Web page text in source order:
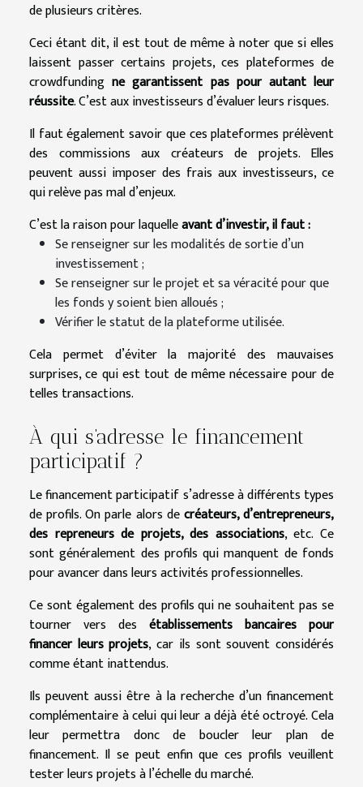
de plusieurs critères.
Ceci étant dit, il est tout de même à noter que si elles
laissent passer certains projets, ces plateformes de
crowdfunding ne garantissent pas pour autant leur
réussite. C’est aux investisseurs d’évaluer leurs risques.
Il faut également savoir que ces plateformes prélèvent
des commissions aux créateurs de projets. Elles
peuvent aussi imposer des frais aux investisseurs, ce
qui relève pas mal d’enjeux.
C’est la raison pour laquelleavant d’investir, il faut :
Se renseigner sur les modalités de sortie d’un
investissement ;
Se renseigner sur le projet et sa véracité pour que
les fonds y soient bien alloués ;
Vérifier le statut de la plateforme utilisée.
Cela permet d’éviter la majorité des mauvaises
surprises, ce qui est tout de même nécessaire pour de
telles transactions.
À qui s’adresse le financement
participatif ?
Le financement participatif s’adresse à différents types
de profils. On parle alors decréateurs, d’entrepreneurs,
des repreneurs de projets, des associations, etc. Ce
sont généralement des profils qui manquent de fonds
pour avancer dans leurs activités professionnelles.
Ce sont également des profils qui ne souhaitent pas se
tourner vers des établissements bancaires pour
financer leurs projets, car ils sont souvent considérés
comme étant inattendus.
Ils peuvent aussi être à la recherche d’un financement
complémentaire à celui qui leur a déjà été octroyé. Cela
leur permettra donc de boucler leur plan de
financement. Il se peut enfin que ces profils veuillent
tester leurs projets à l’échelle du marché.